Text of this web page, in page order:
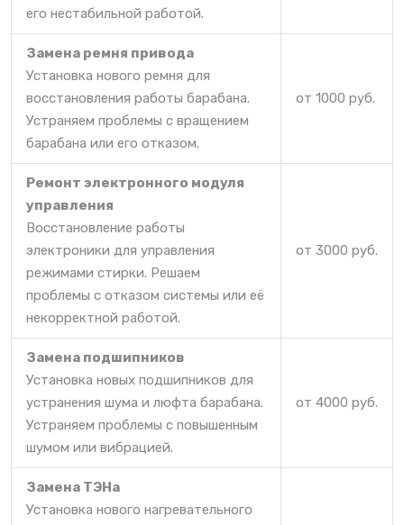
его нестабильной работой.
Замена ремня привода
Установка нового ремня для
восстановления работы барабана.
Устраняем проблемы с вращением
барабана или его отказом.
от 1000 руб.
Ремонт электронного модуля
управления
Восстановление работы
электроники для управления
режимами стирки. Решаем
проблемы с отказом системы или её
некорректной работой.
от 3000 руб.
Замена подшипников
Установка новых подшипников для
устранения шума и люфта барабана.
Устраняем проблемы с повышенным
шумом или вибрацией.
от 4000 руб.
Замена ТЭНа
Установка нового нагревательного